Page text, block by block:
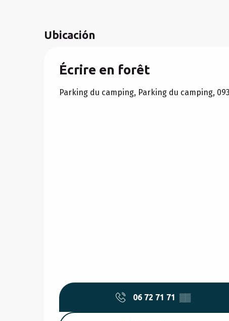
Ubicación
Écrire en forêt
Parking du camping, Parking du camping,
06 72 71 71 ▒▒